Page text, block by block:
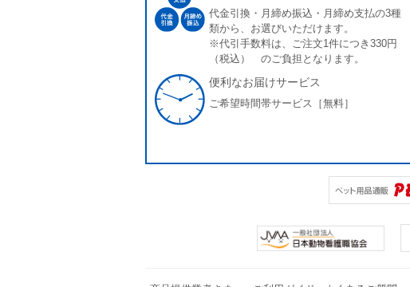
代金引換・月締め振込・月締め支払の3種
類から、お選びいただけます。
※代引手数料は、ご注文1件につき330円
（税込） のご負担となります。
便利なお届けサービス
ご希望時間帯サービス［無料］